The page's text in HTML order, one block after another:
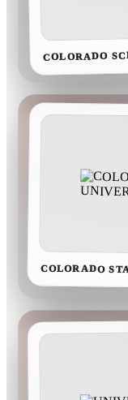
COLORADO
COLORADO